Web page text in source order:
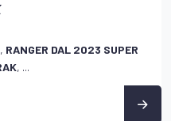
, RANGER DAL 2023 SUPER
, ...